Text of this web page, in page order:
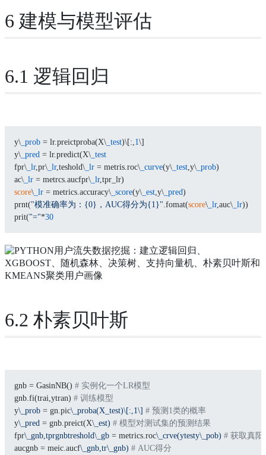
6 建模与模型评估
6.1 逻辑回归
y\ _prob = lr.preictproba(X\ _test)\[:, 1\]
y\ _pred = lr.predict(X\ _test
fpr\ _lr,pr\ _lr,teshold\ _lr = metris.roc\ _curve(y\ _test ,y\ _prob)
ac\ _lr = metrcs.aucfpr\ _lr,tpr_lr)
score\ _lr = metrics.accuracy\ _score(y\ _est ,y\ _pred)
prnt("模准确率为：{0}，AUC得分为{1}" .fomat(score\ _lr,auc\ _lr))
prit("="*30
6.2 朴素贝叶斯
gnb = GasinNB() # 实例化一个LR模型
gnb.fi(trai,ytran) # 训练模型
y\_prob = gn.pic\_proba(X_test)\[:,1\] # 预测1类的概率
y\_pred = gnb.preict(X\_est) # 模型对测试集的预测结果
fpr\_gnb,tprgnbtreshold\_gb = metrics.roc\_crve(ytesty\_pob) # 获取真
aucgnb = meic.aucf\_gnb,tr\_gnb) # AUC得分